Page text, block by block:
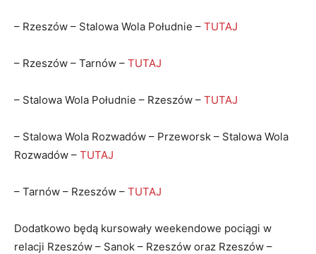
– Rzeszów – Stalowa Wola Południe – TUTAJ
– Rzeszów – Tarnów – TUTAJ
– Stalowa Wola Południe – Rzeszów – TUTAJ
– Stalowa Wola Rozwadów – Przeworsk – Stalowa Wola
Rozwadów – TUTAJ
– Tarnów – Rzeszów – TUTAJ
Dodatkowo będą kursowały weekendowe pociągi w
relacji Rzeszów – Sanok – Rzeszów oraz Rzeszów –